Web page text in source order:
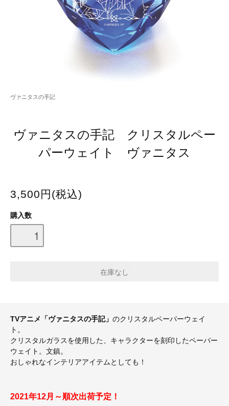
ヴァニタスの手記
ヴァニタスの手記 クリスタルペー
パーウェイト ヴァニタス
3,500円(税込)
購入数
TVアニメ「ヴァニタスの手記」 のクリスタルペーパーウェイ
ト。
クリスタルガラスを使用した、キャラクターを刻印したペーパー
ウェイト。文鎮。
おしゃれなインテリアアイテムとしても！
2021年12月～順次出荷予定！